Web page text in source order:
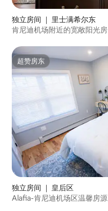
独立房间 ｜ 里士满希尔东
肯尼迪机场附近的宽敞阳光房
超赞房东
超赞房东
独立房间 ｜ 皇后区
Alafia-肯尼迪机场区温馨房源